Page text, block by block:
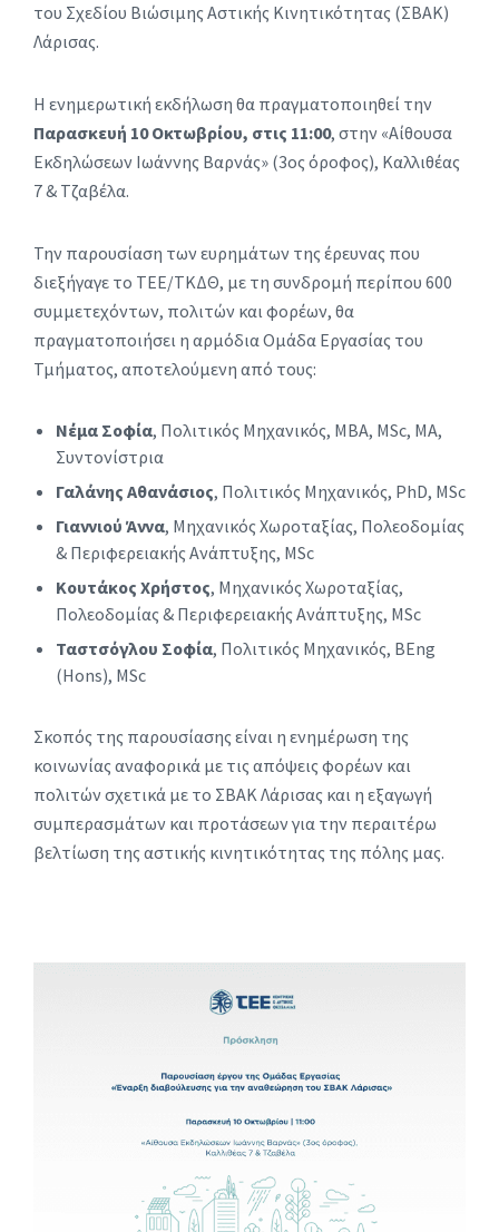
του Σχεδίου Βιώσιμης Αστικής Κινητικότητας (ΣΒΑΚ)
Λάρισας.
Η ενημερωτική εκδήλωση θα πραγματοποιηθεί την
Παρασκευή 10 Οκτωβρίου, στις 11:00, στην «Αίθουσα
Εκδηλώσεων Ιωάννης Βαρνάς» (3ος όροφος), Καλλιθέας
7 & Τζαβέλα.
Την παρουσίαση των ευρημάτων της έρευνας που
διεξήγαγε το ΤΕΕ/ΤΚΔΘ, με τη συνδρομή περίπου 600
συμμετεχόντων, πολιτών και φορέων, θα
πραγματοποιήσει η αρμόδια Ομάδα Εργασίας του
Τμήματος, αποτελούμενη από τους:
Νέμα Σοφία, Πολιτικός Μηχανικός, MBA, MSc, MA,
Συντονίστρια
Γαλάνης Αθανάσιος, Πολιτικός Μηχανικός, PhD, MSc
Γιαννιού Άννα, Μηχανικός Χωροταξίας, Πολεοδομίας
& Περιφερειακής Ανάπτυξης, MSc
Κουτάκος Χρήστος, Μηχανικός Χωροταξίας,
Πολεοδομίας & Περιφερειακής Ανάπτυξης, MSc
Ταστσόγλου Σοφία, Πολιτικός Μηχανικός, BEng
(Hons), MSc
Σκοπός της παρουσίασης είναι η ενημέρωση της
κοινωνίας αναφορικά με τις απόψεις φορέων και
πολιτών σχετικά με το ΣΒΑΚ Λάρισας και η εξαγωγή
συμπερασμάτων και προτάσεων για την περαιτέρω
βελτίωση της αστικής κινητικότητας της πόλης μας.